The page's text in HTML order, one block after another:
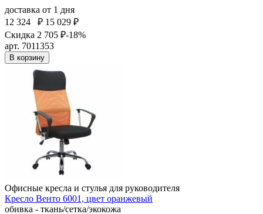
доставка от 1 дня
12 324
₽ 15 029 ₽
Скидка 2 705 ₽-18%
арт. 7011353
В корзину
Офисные кресла и стулья для руководителя
Кресло Венто 6001, цвет оранжевый
обивка - ткань/сетка/экокожа